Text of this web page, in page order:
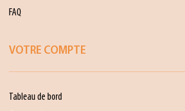
FAQ
VOTRE COMPTE
Tableau de bord